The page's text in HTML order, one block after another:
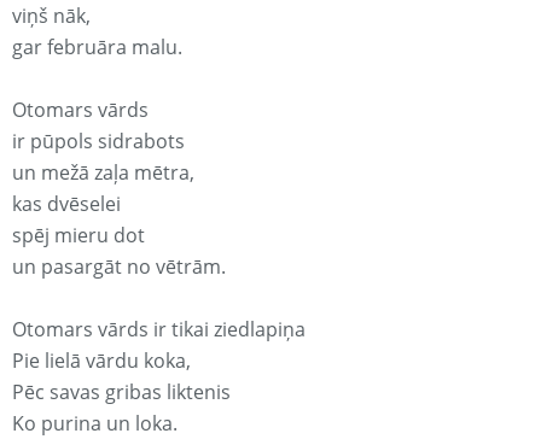
viņš nāk,
gar februāra malu.
Otomars vārds
ir pūpols sidrabots
un mežā zaļa mētra,
kas dvēselei
spēj mieru dot
un pasargāt no vētrām.
Otomars vārds ir tikai ziedlapiņa
Pie lielā vārdu koka,
Pēc savas gribas liktenis
Ko purina un loka.